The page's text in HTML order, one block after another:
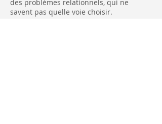
des problèmes relationnels, qui ne
savent pas quelle voie choisir.